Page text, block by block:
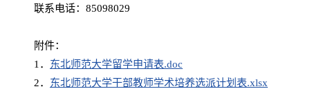
联系电话：85098029
附件：
1． 东北师范大学留学申请表.doc
2． 东北师范大学干部教师学术培养选派计划表.xlsx